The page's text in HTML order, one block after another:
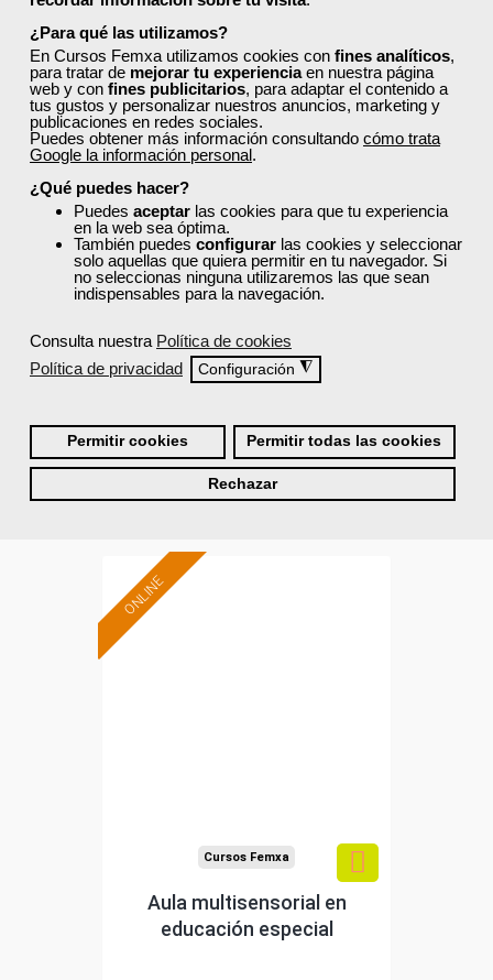
¿Para qué las utilizamos?
En Cursos Femxa utilizamos cookies con fines analíticos,
para tratar de mejorar tu experienciaen nuestra página
web y con fines publicitarios, para adaptar el contenido a
tus gustos y personalizar nuestros anuncios, marketing y
publicaciones en redes sociales.
Puedes obtener más información consultando cómo trata
Google la información personal.
¿Qué puedes hacer?
Puedes aceptar las cookies para que tu experiencia
en la web sea óptima.
También puedes configurar las cookies y seleccionar
solo aquellas que quiera permitir en tu navegador. Si
no seleccionas ninguna utilizaremos las que sean
indispensables para la navegación.
Consulta nuestra Política de cookies
Política de privacidad
Configuración ◮
Permitir cookies Permitir todas las cookies
Rechazar
Para desempleados,
trabajadores y
autónomos.
Sector
-Sanidad.
Cursos Femxa
Atención al paciente
hospitalario
Curso Gratuito
40 horas
Online (toda España)
Ver curso
ONLINE
Cursos Femxa
Aula multisensorial en
educación especial